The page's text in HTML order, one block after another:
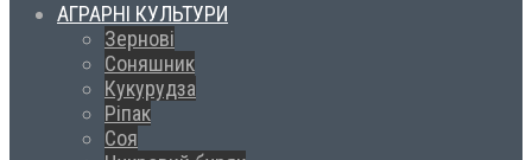
АГРАРНІ КУЛЬТУРИ
Зернові
Соняшник
Кукурудза
Ріпак
Соя